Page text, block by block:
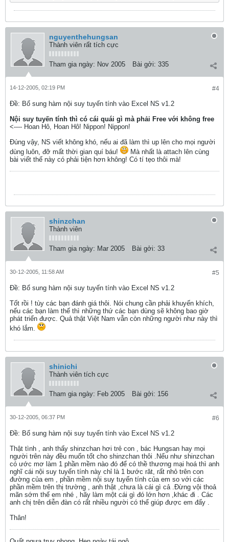
nguyenthehungsan
Thành viên rất tích cực
Tham gia ngày: Nov 2005 Bài gởi: 335
#4
14-12-2005, 02:19 PM
Ðề: Bổ sung hàm nội suy tuyến tính vào Excel NS v1.2
Nội suy tuyến tính thì có cái quái gì mà phải Free với không free
<---- Hoan Hô, Hoan Hô! Nippon! Nippon!
Đúng vậy, NS viết không khó, nếu ai đã làm thì up lên cho mọi người
dùng luôn, đỡ mất thời gian quí báu!
Mà nhất là attach lên cùng
bài viết thế này có phải tiện hơn không! Có tí tẹo thôi mà!
shinzchan
Thành viên
Tham gia ngày: Mar 2005 Bài gởi: 33
#5
30-12-2005, 11:58 AM
Ðề: Bổ sung hàm nội suy tuyến tính vào Excel NS v1.2
Tốt rồi ! tùy các bạn đánh giá thôi. Nói chung cần phải khuyến khích,
nếu các bạn làm thế thì những thứ các bạn dùng sẽ không bao giờ
phát triển được. Quả thật Việt Nam vẫn còn những người như này thì
khó lắm.
shinichi
Thành viên tích cực
Tham gia ngày: Feb 2005 Bài gởi: 156
#6
30-12-2005, 06:37 PM
Ðề: Bổ sung hàm nội suy tuyến tính vào Excel NS v1.2
Thật tình , anh thấy shinzchan hơi trẻ con , bác Hungsan hay mọi
người trên này đều muốn tốt cho shinzchan thôi .Nếu như shinzchan
có ước mơ làm 1 phần mềm nào đó để có thề thương mại hoá thì anh
nghĩ cái nội suy tuyến tính này chỉ là 1 bước răt, rất nhỏ trên con
đường của em , phần mềm nội suy tuyến tính của em so với các
phần mềm trên thị trường , anh thật ,chưa là cái gì cả .Đừng vội thoả
mãn sớm thế em nhé , hãy làm một cái gì đó lớn hơn ,khác đi . Các
anh chị trên diễn đàn có rất nhiều người có thể giúp được em đấy .
Thân!